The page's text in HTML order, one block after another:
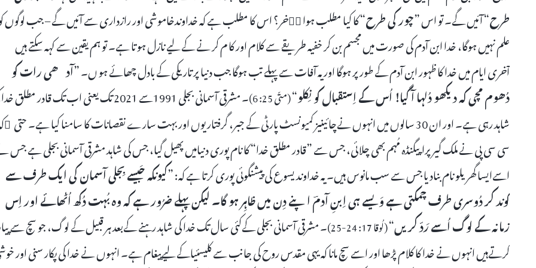
طرح“ آئیں گے۔ تو اس ”چور کی طرح“ کا کیا مطلب ہوا اۤخر؟ اس کا مطلب ہے کہ خداوندخاموشی اور رازداری سے آئیں گے – جب لوگوں
علم نہیں ہوگا، خدا ابن آدم کی صورت میں مجسم بن کر خفیہ طریقے سے کلام اور کا م کر نے کے لیے نازل ہو تا ہے۔ تو ہم یقین سے کہہ سکتے ہیں
آخری ایام میں خدا کا ظہور ابن آدم کے طور پر ہوگا اور یہ آفات سے پہلے تب ہوگا جب دنیا پر تاریکی کے بادل چھائے ہو ں۔ ”آدھی رات کو
دُھوم مچی کہ دیکھو دُلہا آ گیا! اُس کے اِستقبال کو نِکلو“(متّی 25: 6)
۔ مشرقی آسمانی بجلی 1991سے 2021 تک یعنی اب تک قادر مطلق
شاہد رہی ہے۔ اور ان 30 سالوں میں انہوں نےچائینیز کمیونسٹ پارٹی کے جبر، گرفتاریوں اور بہت سارے نقصانات کا سامنا کیا ہے۔ حتی
سی سی پی نے ملک گیر پراپیگنڈہ مُہم بھی چلائی، جس سے ”قادر مطلق خدا“ کا نام پوری دنیامیں پھیل گیا، جس کی شاہد مشرقی آسمانی بجلی ہے جس
اسےایسا گھریلو نام بنادیا جس سے سب مانوس ہیں۔ یہ خداوند یسوع کی پیشنگوئی پوری کرتا ہے کہ: ”کیونکہ جَیسے بِجلی آسمان کی ایک طرف سے
کَوند کر دُوسری طرف چمکتی ہے وَیسے ہی اِبنِ آدمؔ اپنے دِن میں ظاہِر ہو گا۔ لیکن پہلے ضرُور ہے کہ وہ بُہت دُکھ اُٹھائے اور اِس
زمانہ کے لوگ اُسے رَدّ کریں“(لُوقا 17: 24-25)
۔ مشرقی آسمانی بجلی کےکئی سال تک خدا کی شاہد رہنے کےبعد ہر قبیل کے لوگ، جو سچ سے
کرتےہیں انہوں نے خدا کا کلام پڑھا اور اسے سچ مانا کہ یہی مقدس روح کی جانب سے کلیسئیاکے لیےپیغام ہے۔ انہوں نے خدا کی پکار سنی اور